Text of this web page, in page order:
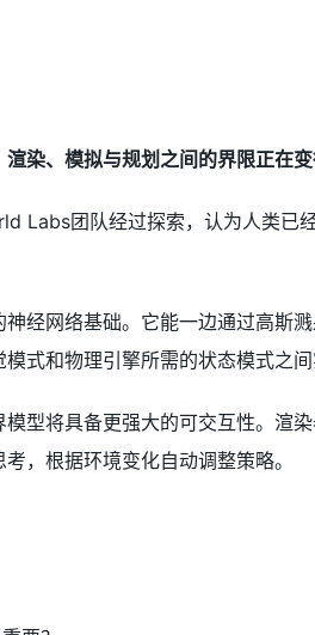
渲染、模拟与规划之间的界限正在变
Labs团队经过探索，认为人类已
经网络基础。它能一边通过高斯
式和物理引擎所需的状态模式之间
型将具备更强大的可交互性。渲
，根据环境变化自动调整策略。